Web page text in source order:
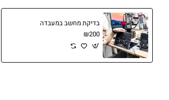
בדיקת מחשב במעבדה
₪200